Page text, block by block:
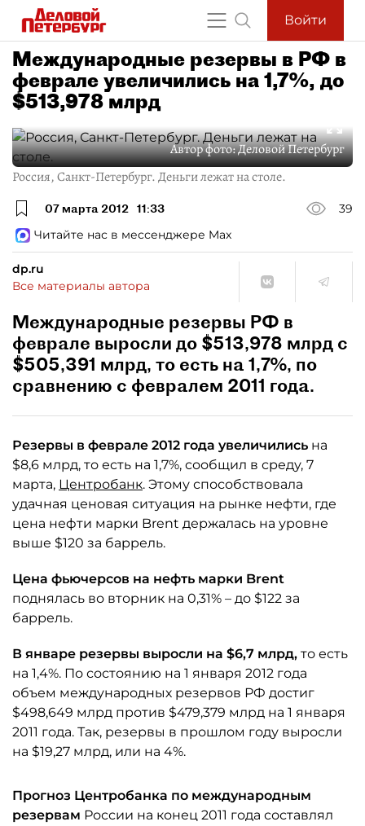
Войти
Международные резервы в РФ в
феврале увеличились на 1,7%, до
$513,978 млрд
Автор фото:Деловой Петербург
Россия, Санкт-Петербург. Деньги лежат на столе.
07 марта 2012 11:33
39
Читайте нас в мессенджере Max
dp.ru
Все материалы автора
Международные резервы РФ в
феврале выросли до $513,978 млрд с
$505,391 млрд, то есть на 1,7%, по
сравнению с февралем 2011 года.
Резервы в феврале 2012 года увеличились на
$8,6 млрд, то есть на 1,7%, сообщил в среду, 7
марта, Центробанк. Этому способствовала
удачная ценовая ситуация на рынке нефти, где
цена нефти марки Brent держалась на уровне
выше $120 за баррель.
Цена фьючерсов на нефть марки Brent
поднялась во вторник на 0,31% – до $122 за
баррель.
В январе резервы выросли на $6,7 млрд, то есть
на 1,4%. По состоянию на 1 января 2012 года
объем международных резервов РФ достиг
$498,649 млрд против $479,379 млрд на 1 января
2011 года. Так, резервы в прошлом году выросли
на $19,27 млрд, или на 4%.
Прогноз Центробанка по международным
резервам России на конец 2011 года составлял